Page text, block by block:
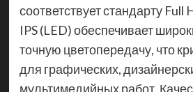
соответствует стандарту Full
IPS (LED) обеспечивает
точную цветопередачу, что
для графических,
мультимедийных работ.